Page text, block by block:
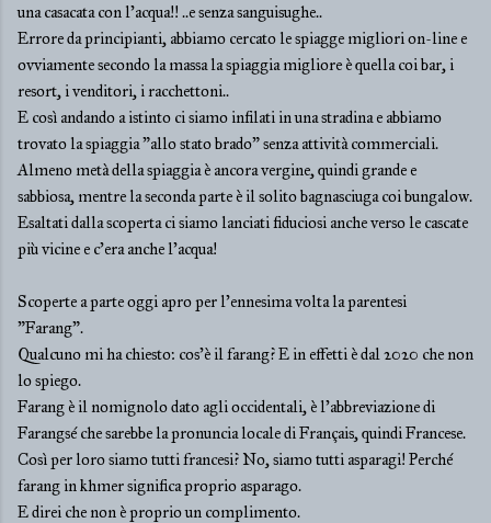
una casacata con l'acqua!! ..e senza sanguisughe..
Errore da principianti, abbiamo cercato le spiagge migliori on-line e
ovviamente secondo la massa la spiaggia migliore è quella coi bar, i
resort, i venditori, i racchettoni..
E così andando a istinto ci siamo infilati in una stradina e abbiamo
trovato la spiaggia "allo stato brado" senza attività commerciali.
Almeno metà della spiaggia è ancora vergine, quindi grande e
sabbiosa, mentre la seconda parte è il solito bagnasciuga coi bungalow.
Esaltati dalla scoperta ci siamo lanciati fiduciosi anche verso le cascate
più vicine e c'era anche l'acqua!
Scoperte a parte oggi apro per l'ennesima volta la parentesi
"Farang".
Qualcuno mi ha chiesto: cos'è il farang? E in effetti è dal 2020 che non
lo spiego.
Farang è il nomignolo dato agli occidentali, è l'abbreviazione di
Farangsé che sarebbe la pronuncia locale di Français, quindi Francese.
Così per loro siamo tutti francesi? No, siamo tutti asparagi! Perché
farang in khmer significa proprio asparago.
E direi che non è proprio un complimento.